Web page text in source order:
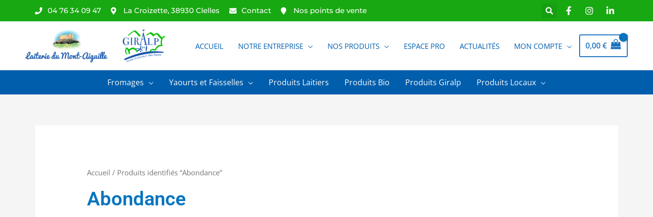
04 76 34 09 47 La Croizette, 38930 Clelles Contact Nos points de vente
ACCUEIL NOTRE ENTREPRISE NOS PRODUITS ESPACE PRO ACTUALITÉS MON COMPTE 0,00€
Fromages Yaourts et Faisselles Produits Laitiers Produits Bio Produits Giralp Produits Locaux
Accueil / Produits identifiés “Abondance”
Abondance